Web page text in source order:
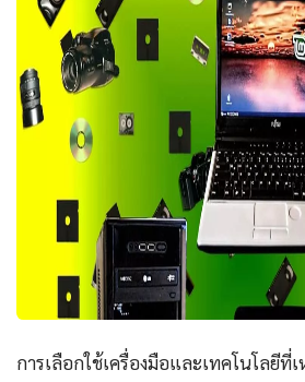
การเลือกใช้เครื่องมือและเทคโนโลยีที่